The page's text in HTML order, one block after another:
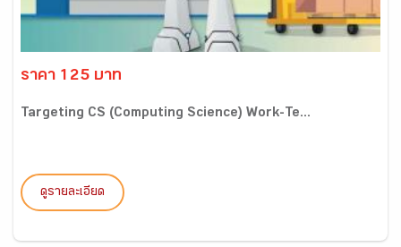
ราคา 125 บาท
Targeting CS (Computing Science) Work-Te...
ดูรายละเอียด